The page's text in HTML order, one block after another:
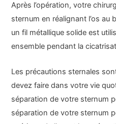
Après l’opération, votre
sternum en réalignant l’os au
un fil métallique solide est
ensemble pendant la
Les précautions sternales
devez faire dans votre vie
séparation de votre sternum
séparation de votre sternum